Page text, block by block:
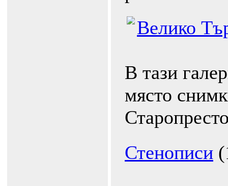
Велико
В тази
място
Стенописи